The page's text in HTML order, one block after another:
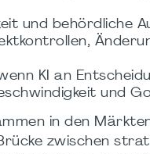
und behördliche
KI an
und
in den
zwischen